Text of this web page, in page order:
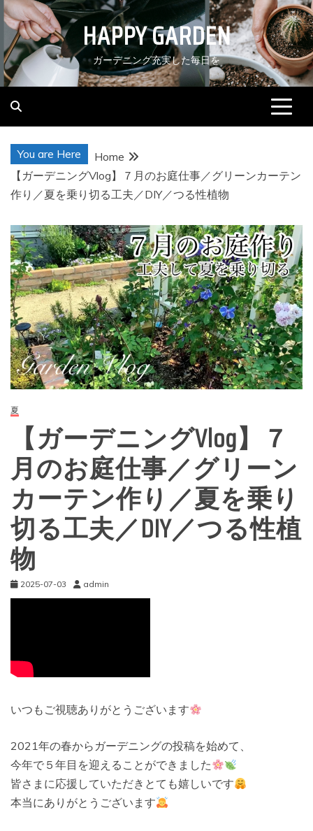
Skip
to
content
HAPPY GARDEN
ガーデニング充実した毎日を
You are Here
Home
【ガーデニングVlog】７月のお庭仕事／グリーンカーテン
作り／夏を乗り切る工夫／DIY／つる性植物
夏
【ガーデニングVlog】７
月のお庭仕事／グリーン
カーテン作り／夏を乗り
切る工夫／DIY／つる性植
物
2025-07-03 admin
いつもご視聴ありがとうございます
2021年の春からガーデニングの投稿を始めて、
今年で５年目を迎えることができました
皆さまに応援していただきとても嬉しいです
本当にありがとうございます